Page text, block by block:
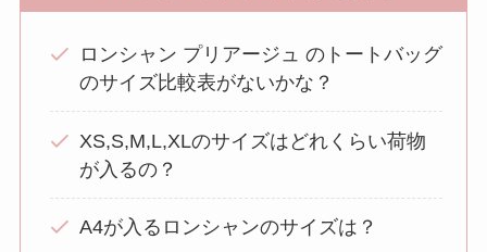
ロンシャン プリアージュ のトートバッグ
のサイズ比較表がないかな？
XS,S,M,L,XLのサイズはどれくらい荷物
が入るの？
A4が入るロンシャンのサイズは？